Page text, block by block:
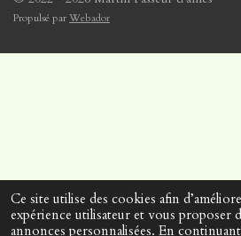
Ce site utilise des cookies afin
expérience utilisateur et vous proposer
annonces personnalisées. En
Propulsé parWebador